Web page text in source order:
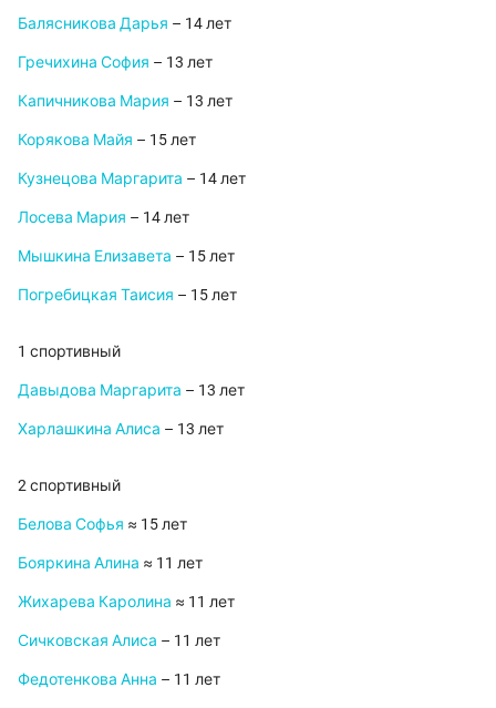
Балясникова Дарья – 14 лет
Гречихина София – 13 лет
Капичникова Мария – 13 лет
Корякова Майя – 15 лет
Кузнецова Маргарита – 14 лет
Лосева Мария – 14 лет
Мышкина Елизавета – 15 лет
Погребицкая Таисия – 15 лет
1 спортивный
Давыдова Маргарита – 13 лет
Харлашкина Алиса – 13 лет
2 спортивный
Белова Софья ≈ 15 лет
Бояркина Алина ≈ 11 лет
Жихарева Каролина ≈ 11 лет
Сичковская Алиса – 11 лет
Федотенкова Анна – 11 лет